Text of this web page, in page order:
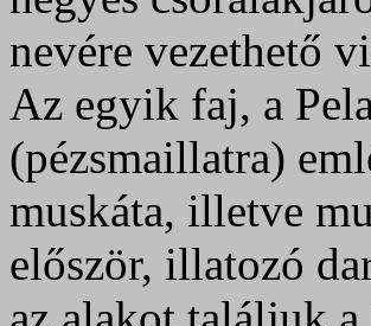
nevére vezethető
Az egyik faj, a
(pézsmaillatra)
muskáta, illetve
először, illatozó